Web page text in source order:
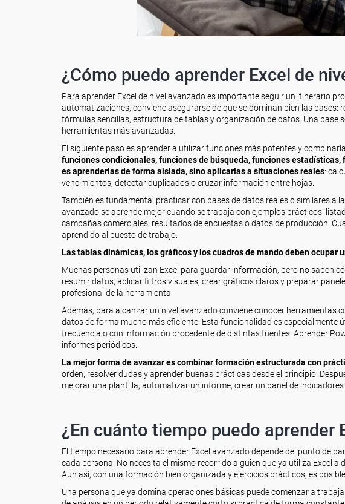
¿Cómo puedo aprender Excel de
Para aprender Excel de nivel avanzado es importante seguir un itinerario
automatizaciones, conviene asegurarse de que se dominan bien las
fórmulas sencillas, estructura de tablas y organización de datos. Una base
herramientas más avanzadas.
El siguiente paso es aprender a utilizar funciones más potentes y
funciones condicionales, funciones de búsqueda, funciones
es aprenderlas de forma aislada, sino aplicarlas a situaciones reales:
vencimientos, detectar duplicados o cruzar información entre hojas.
También es fundamental practicar con bases de datos reales o similares a
avanzado se aprende mejor cuando se trabaja con ejemplos prácticos:
campañas comerciales, resultados de encuestas o datos de producción.
aprendido al puesto de trabajo.
Las tablas dinámicas, los gráficos y los cuadros de mando deben ocupar
Muchas personas utilizan Excel para guardar información, pero no saben
resumir datos, aplicar filtros visuales, crear gráficos claros y preparar
profesional de la herramienta.
Además, para alcanzar un nivel avanzado conviene conocer herramientas
datos de forma mucho más eficiente. Esta funcionalidad es especialmente
frecuencia o con información procedente de distintas fuentes. Aprender
informes periódicos.
La mejor forma de avanzar es combinar formación estructurada con
orden, resolver dudas y aprender buenas prácticas desde el principio.
mejorar una plantilla, automatizar un informe, crear un panel de
¿En cuánto tiempo puedo aprender
El tiempo necesario para aprender Excel avanzado depende del punto de
cada persona. No necesita el mismo recorrido alguien que ya utiliza Excel
Aun así, con una formación bien organizada y ejercicios prácticos, es
Una persona que ya domina operaciones básicas puede comenzar a